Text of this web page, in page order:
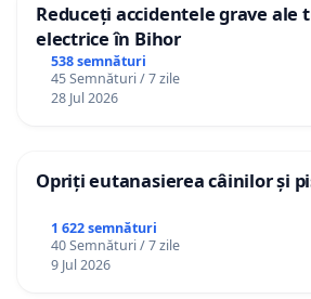
Reduceți accidentele grave
electrice în Bihor
538 semnături
45 Semnături / 7 zile
28 Jul 2026
Opriți eutanasierea câinilor și
1 622 semnături
40 Semnături / 7 zile
9 Jul 2026